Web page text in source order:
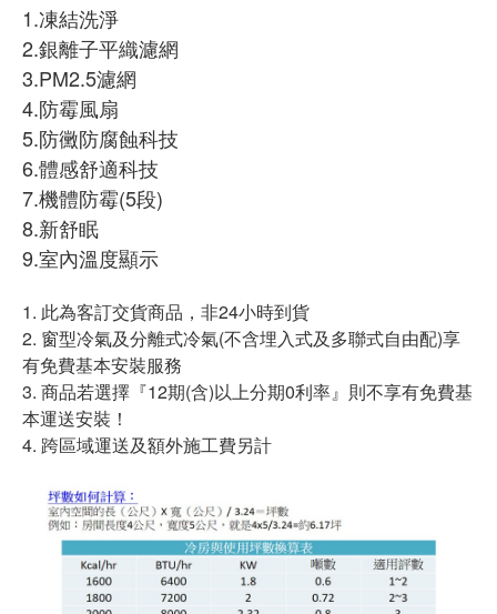
1.凍結洗淨
2.銀離子平織濾網
3.PM2.5濾網
4.防霉風扇
5.防黴防腐蝕科技
6.體感舒適科技
7.機體防霉(5段)
8.新舒眠
9.室內溫度顯示
1. 此為客訂交貨商品，非24小時到貨
2. 窗型冷氣及分離式冷氣(不含埋入式及多聯式自由配)享
有免費基本安裝服務
3. 商品若選擇『12期(含)以上分期0利率』則不享有免費基
本運送安裝！
4. 跨區域運送及額外施工費另計